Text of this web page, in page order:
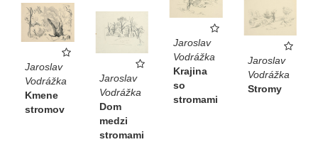
Jaroslav
Vodrážka
Krajina
so
stromami
Jaroslav
Vodrážka
Stromy
Jaroslav
Vodrážka
Kmene
stromov
Jaroslav
Vodrážka
Dom
medzi
stromami